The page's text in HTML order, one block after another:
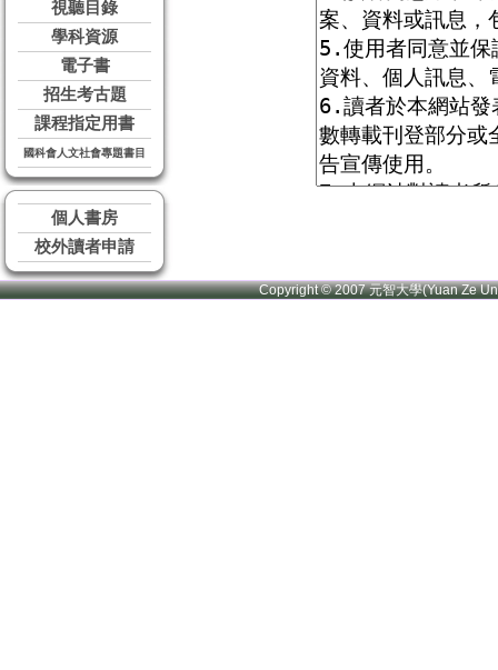
視聽目錄
學科資源
電子書
招生考古題
課程指定用書
國科會人文社會專題書目
個人書房
校外讀者申請
Copyright © 2007 元智大學(Yuan Ze